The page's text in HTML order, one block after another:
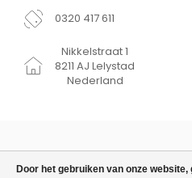
Door het gebruiken van onze
0320 417 611
Nikkelstraat 1
8211 AJ Lelystad
Nederland